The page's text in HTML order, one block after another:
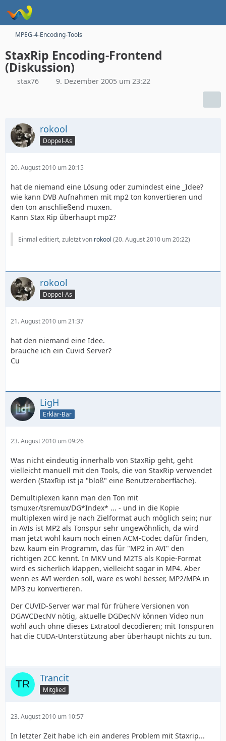
MPEG-4-Encoding-Tools
StaxRip Encoding-Frontend
(Diskussion)
stax76 9. Dezember 2005 um 23:22
rokool
Doppel-As
20. August 2010 um 20:15
hat de niemand eine Lösung oder zumindest eine _Idee?
wie kann DVB Aufnahmen mit mp2 ton konvertieren und
den ton anschließend muxen.
Kann Stax Rip überhaupt mp2?
Einmal editiert, zuletzt von rokool (20. August 2010 um 20:22)
rokool
Doppel-As
21. August 2010 um 21:37
hat den niemand eine Idee.
brauche ich ein Cuvid Server?
Cu
LigH
Erklär-Bär
23. August 2010 um 09:26
Was nicht eindeutig innerhalb von StaxRip geht, geht
vielleicht manuell mit den Tools, die von StaxRip verwendet
werden (StaxRip ist ja "bloß" eine Benutzeroberfläche).
Demultiplexen kann man den Ton mit
tsmuxer/tsremux/DG*Index* ... - und in die Kopie
multiplexen wird je nach Zielformat auch möglich sein; nur
in AVIs ist MP2 als Tonspur sehr ungewöhnlich, da wird
man jetzt wohl kaum noch einen ACM-Codec dafür finden,
bzw. kaum ein Programm, das für "MP2 in AVI" den
richtigen 2CC kennt. In MKV und M2TS als Kopie-Format
wird es sicherlich klappen, vielleicht sogar in MP4. Aber
wenn es AVI werden soll, wäre es wohl besser, MP2/MPA in
MP3 zu konvertieren.
Der CUVID-Server war mal für frühere Versionen von
DGAVCDecNV nötig, aktuelle DGDecNV können Video nun
wohl auch ohne dieses Extratool decodieren; mit Tonspuren
hat die CUDA-Unterstützung aber überhaupt nichts zu tun.
Trancit
Mitglied
23. August 2010 um 10:57
In letzter Zeit habe ich ein anderes Problem mit Staxrip...